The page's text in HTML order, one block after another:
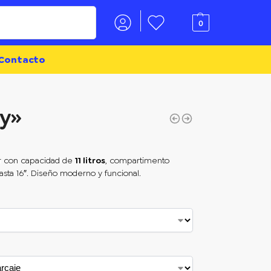
0
capacidad de 11 litros, compartimento
16″. Diseño moderno y funcional.